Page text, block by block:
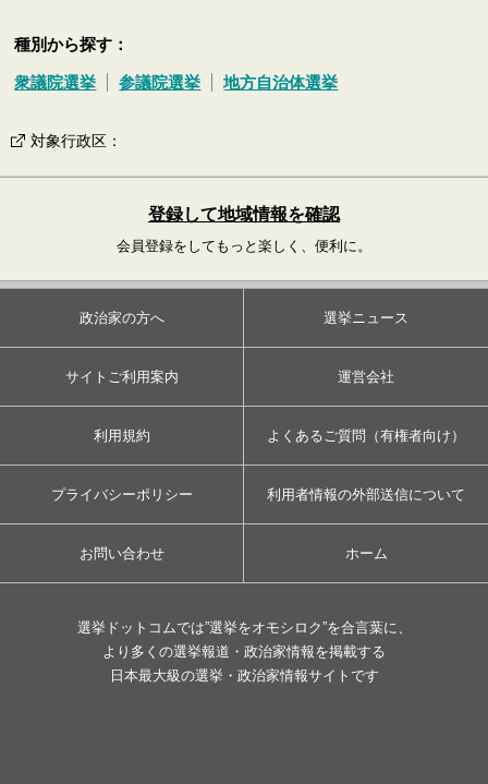
種別から探す：
衆議院選挙 参議院選挙 地方自治体選挙
対象行政区 ：
登録して地域情報を確認
会員登録をしてもっと楽しく、便利に。
政治家の方へ 選挙ニュース
サイトご利用案内 運営会社
利用規約 よくあるご質問（有権者向け）
プライバシーポリシー 利用者情報の外部送信について
お問い合わせ ホーム
選挙ドットコムでは”選挙をオモシロク”を合言葉に、
より多くの選挙報道・政治家情報を掲載する
日本最大級の選挙・政治家情報サイトです